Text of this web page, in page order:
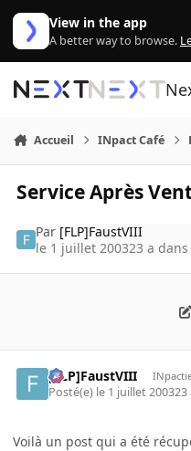
Aller au contenu
View in the app
A better way to browse.
Accueil INpact Café
Service Après
Par [FLP]FaustVIII
le 1 juillet 200323 a dans
[FLP]FaustVIII
Posté(e) le 1 juillet 200323
Voilà un post qui a été